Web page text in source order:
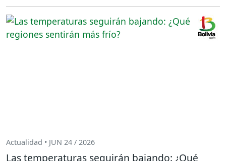
Actualidad • JUN 24 / 2026
Las temperaturas seguirán bajando: ¿Qué